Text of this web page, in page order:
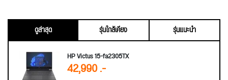
ดูล่าสุด รุ่นใกล้เคียง
รุ่นแนะนำ
HP Victus 15-fa2305TX
42,990 .-